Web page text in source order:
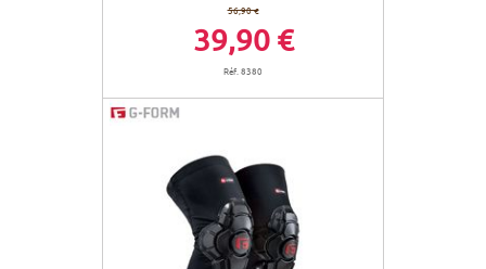
56,90 €
39,90 €
Réf. 8380